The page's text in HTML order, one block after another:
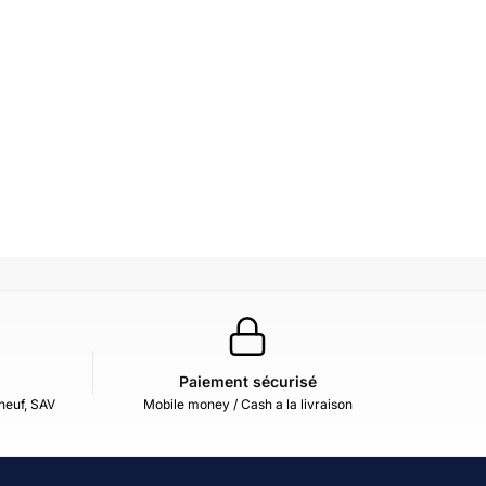
SAV
Paiement sécurisé
Mobile money / Cash a la livraison